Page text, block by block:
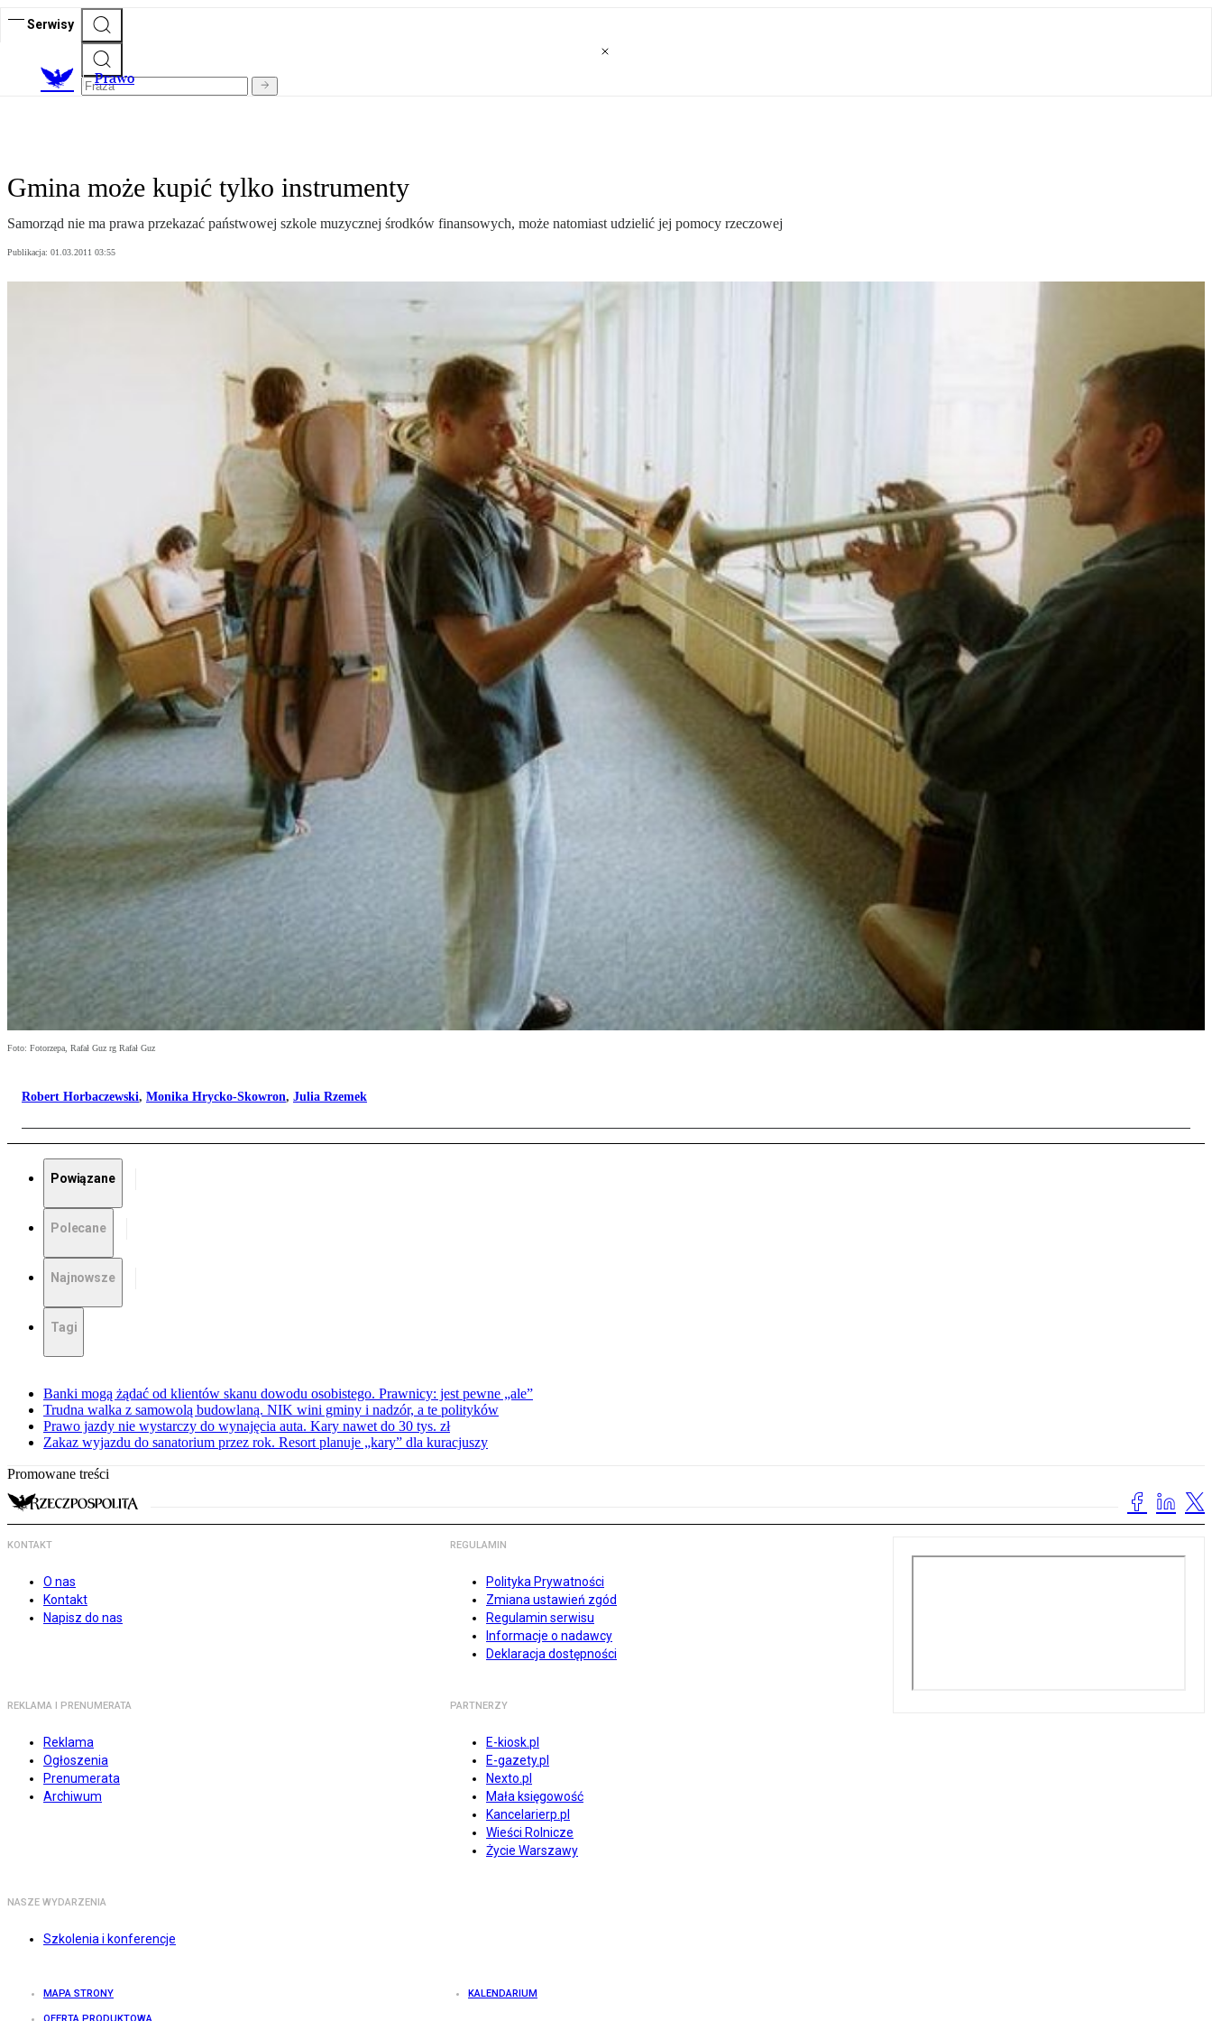
Serwisy
Prawo
Gmina może kupić tylko instrumenty
Samorząd nie ma prawa przekazać państwowej szkole muzycznej środków finansowych, może natomiast udzielić jej pomocy rzeczowej
Publikacja: 01.03.2011 03:55
Foto: Fotorzepa, Rafał Guz rg Rafał Guz
Robert Horbaczewski, Monika Hrycko-Skowron, Julia Rzemek
Powiązane
Polecane
Najnowsze
Tagi
Banki mogą żądać od klientów skanu dowodu osobistego. Prawnicy: jest pewne „ale”
Trudna walka z samowolą budowlaną. NIK wini gminy i nadzór, a te polityków
Prawo jazdy nie wystarczy do wynajęcia auta. Kary nawet do 30 tys. zł
Zakaz wyjazdu do sanatorium przez rok. Resort planuje „kary” dla kuracjuszy
Promowane treści
KONTAKT
O nas
Kontakt
Napisz do nas
REGULAMIN
Polityka Prywatności
Zmiana ustawień zgód
Regulamin serwisu
Informacje o nadawcy
Deklaracja dostępności
REKLAMA I PRENUMERATA
Reklama
Ogłoszenia
Prenumerata
Archiwum
PARTNERZY
E-kiosk.pl
E-gazety.pl
Nexto.pl
Mała księgowość
Kancelarierp.pl
Wieści Rolnicze
Życie Warszawy
NASZE WYDARZENIA
Szkolenia i konferencje
MAPA STRONY KALENDARIUM